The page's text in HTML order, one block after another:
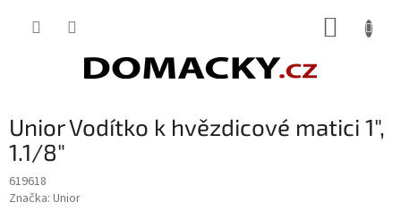
Unior Vodítko k hvězdicové matici 1",
1.1/8"
619618
Značka: Unior